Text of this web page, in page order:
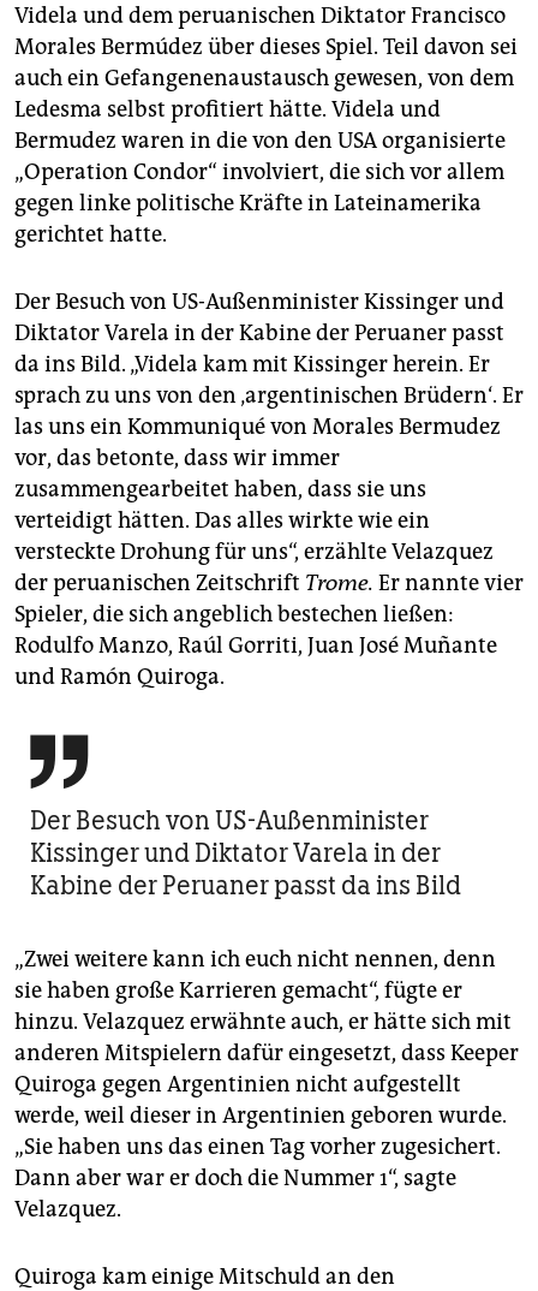
Videla und dem peruanischen Diktator Francisco
Morales Bermúdez über dieses Spiel. Teil davon sei
auch ein Gefangenenaustausch gewesen, von dem
Ledesma selbst profitiert hätte. Videla und
Bermudez waren in die von den USA organisierte
„Operation Condor“ involviert, die sich vor allem
gegen linke politische Kräfte in Lateinamerika
gerichtet hatte.
Der Besuch von US-Außenminister Kissinger und
Diktator Varela in der Kabine der Peruaner passt
da ins Bild. „Videla kam mit Kissinger herein. Er
sprach zu uns von den ‚argentinischen Brüdern‘. Er
las uns ein Kommuniqué von Morales Bermudez
vor, das betonte, dass wir immer
zusammengearbeitet haben, dass sie uns
verteidigt hätten. Das alles wirkte wie ein
versteckte Drohung für uns“, erzählte Velazquez
der peruanischen Zeitschrift Trome. Er nannte vier
Spieler, die sich angeblich bestechen ließen:
Rodulfo Manzo, Raúl Gorriti, Juan José Muñante
und Ramón Quiroga.

Der Besuch von US-Außenminister
Kissinger und Diktator Varela in der
Kabine der Peruaner passt da ins Bild
„Zwei weitere kann ich euch nicht nennen, denn
sie haben große Karrieren gemacht“, fügte er
hinzu. Velazquez erwähnte auch, er hätte sich mit
anderen Mitspielern dafür eingesetzt, dass Keeper
Quiroga gegen Argentinien nicht aufgestellt
werde, weil dieser in Argentinien geboren wurde.
„Sie haben uns das einen Tag vorher zugesichert.
Dann aber war er doch die Nummer 1“, sagte
Velazquez.
Quiroga kam einige Mitschuld an den